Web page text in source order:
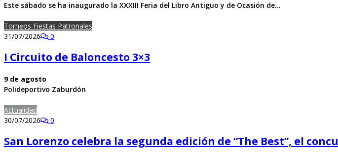
Este sábado se ha inaugurado la XXXIII Feria del Libro Antiguo y de Ocasión de…
Torneos Fiestas Patronales
31/07/2026
0
I Circuito de Baloncesto 3×3
9 de agosto
Polideportivo Zaburdón
Actualidad
30/07/2026
0
San Lorenzo celebra la segunda edición de “The Best”, el